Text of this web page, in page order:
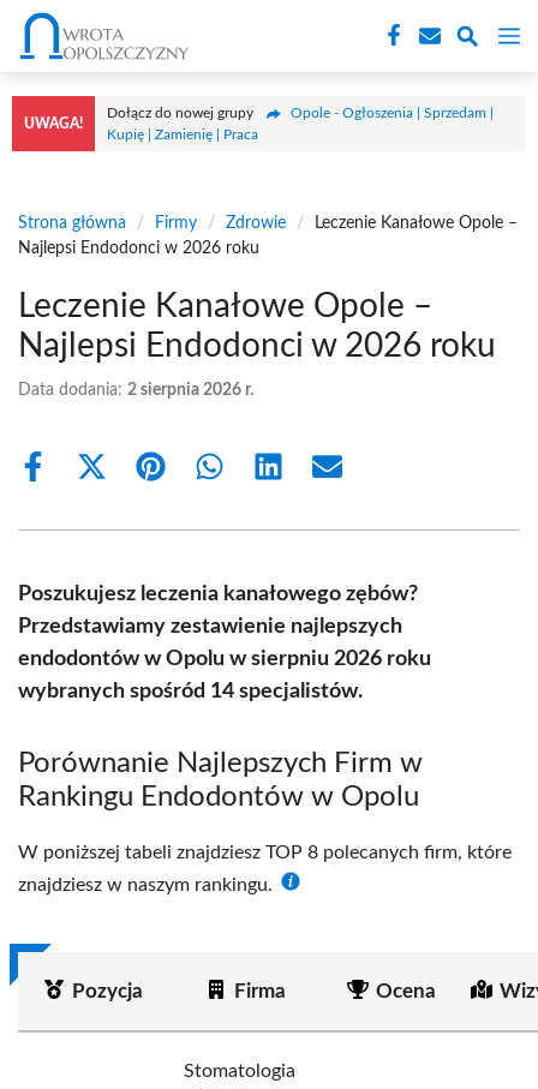
Przejdź
treści
UWAGA!
Dołącz do nowej grupy
Opole - Ogłoszenia | Sprzedam |
Kupię | Zamienię | Praca
Strona główna / Firmy / Zdrowie /
Leczenie Kanałowe Opole –
Najlepsi Endodonci w 2026 roku
Leczenie Kanałowe Opole –
Najlepsi Endodonci w 2026 roku
Data dodania: 2 sierpnia 2026 r.
Share
Share
(Twitter)
Share Share Share Share
Poszukujesz leczenia kanałowego zębów?
Przedstawiamy zestawienie najlepszych
endodontów w Opolu w sierpniu 2026 roku
wybranych spośród 14 specjalistów.
Porównanie Najlepszych Firm w
Rankingu Endodontów w Opolu
W poniższej tabeli znajdziesz TOP 8 polecanych firm, które
znajdziesz w naszym rankingu.
Pozycja Firma Ocena
Stomatologia